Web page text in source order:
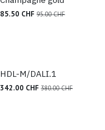
85.50 CHF 95.00CHF
HDL-M/DALI.1
342.00 CHF 380.00CHF